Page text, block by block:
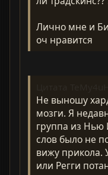
Лично мне и
оч нравится
Не выношу
мозги. Я
группа из Нью
слов было не
вижу прикола.
или Регги